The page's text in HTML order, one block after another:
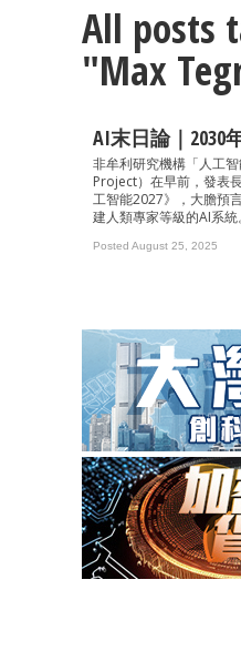
All posts
"Max
AI末日論｜2030
非牟利研究機構「人工
Project）在早前，發表
工智能2027》，大膽預
建人類專家等級的AI系統。
Posted August 25, 2025